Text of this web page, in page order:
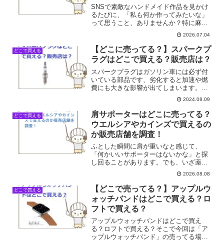
SNSで素敵なハンドメイド作品を見かけ
るたびに、「私も何か作ってみたいな」
って思うこと、ありませんか？特に麻紐
を使ったバッグとか小物って、ナチュラ
ルな風合いが可愛くて、私もずっと気に
なっていました。いざ「よし、作ってみ
よう！」って思った時に...
2026.07.04
どこで買える
【どこに売ってる？】スパークプ
ラグはどこで買える？販売店は？
スパークプラグはガソリン車には必ず付
いている部品です、劣化すると加速や燃
費にも大きな影響が出てしまいます。ス
パークプラグはどこで買える？販売店
は？そこで今回はスパークプラグの売っ
てる場所を調べてみました。
2024.08.09
どこで買える
肩サポーターはどこに売ってる？
ウエルシアやカインズで買えるの
か販売店舗を調査！
ふとした瞬間に肩が重いなと感じて、
「何かいいサポーターはないかな」と探
し回ることがあります。でも、いざ薬局
やホームセンターに行ってみると、サポ
ーターの種類が多すぎてどれを選べばい
いのか、そもそも今欲しいと思っている
タイプが置いてあるのか、迷...
2026.08.08
どこで買える
【どこで売ってる？】アップルウ
ォッチバンドはどこで買える？ロ
フトで買える？
アップルウォッチバンドはどこで買え
る？ロフトで買える？そこで今回は「ア
ップルウォッチバンド」の売ってる場所